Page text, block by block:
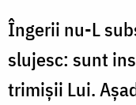
Îngerii nu-L
slujesc: sunt
trimişii Lui.